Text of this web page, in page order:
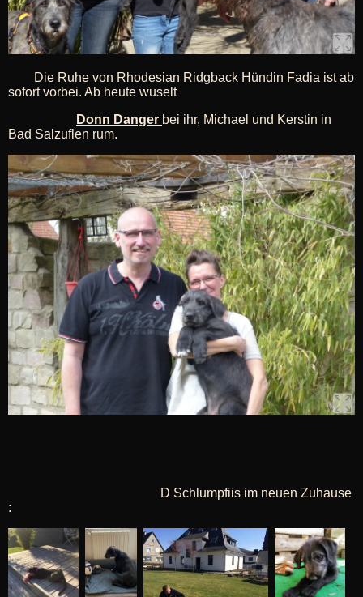
Die Ruhe von Rhodesian Ridgback Hündin Fadia ist ab
sofort vorbei. Ab heute wuselt
Donn Danger bei ihr, Michael und Kerstin in
Bad Salzuflen rum.
D Schlumpfiis im neuen Zuhause
: